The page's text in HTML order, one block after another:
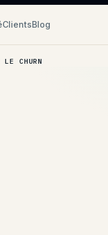
ClientsBlog
CHURN